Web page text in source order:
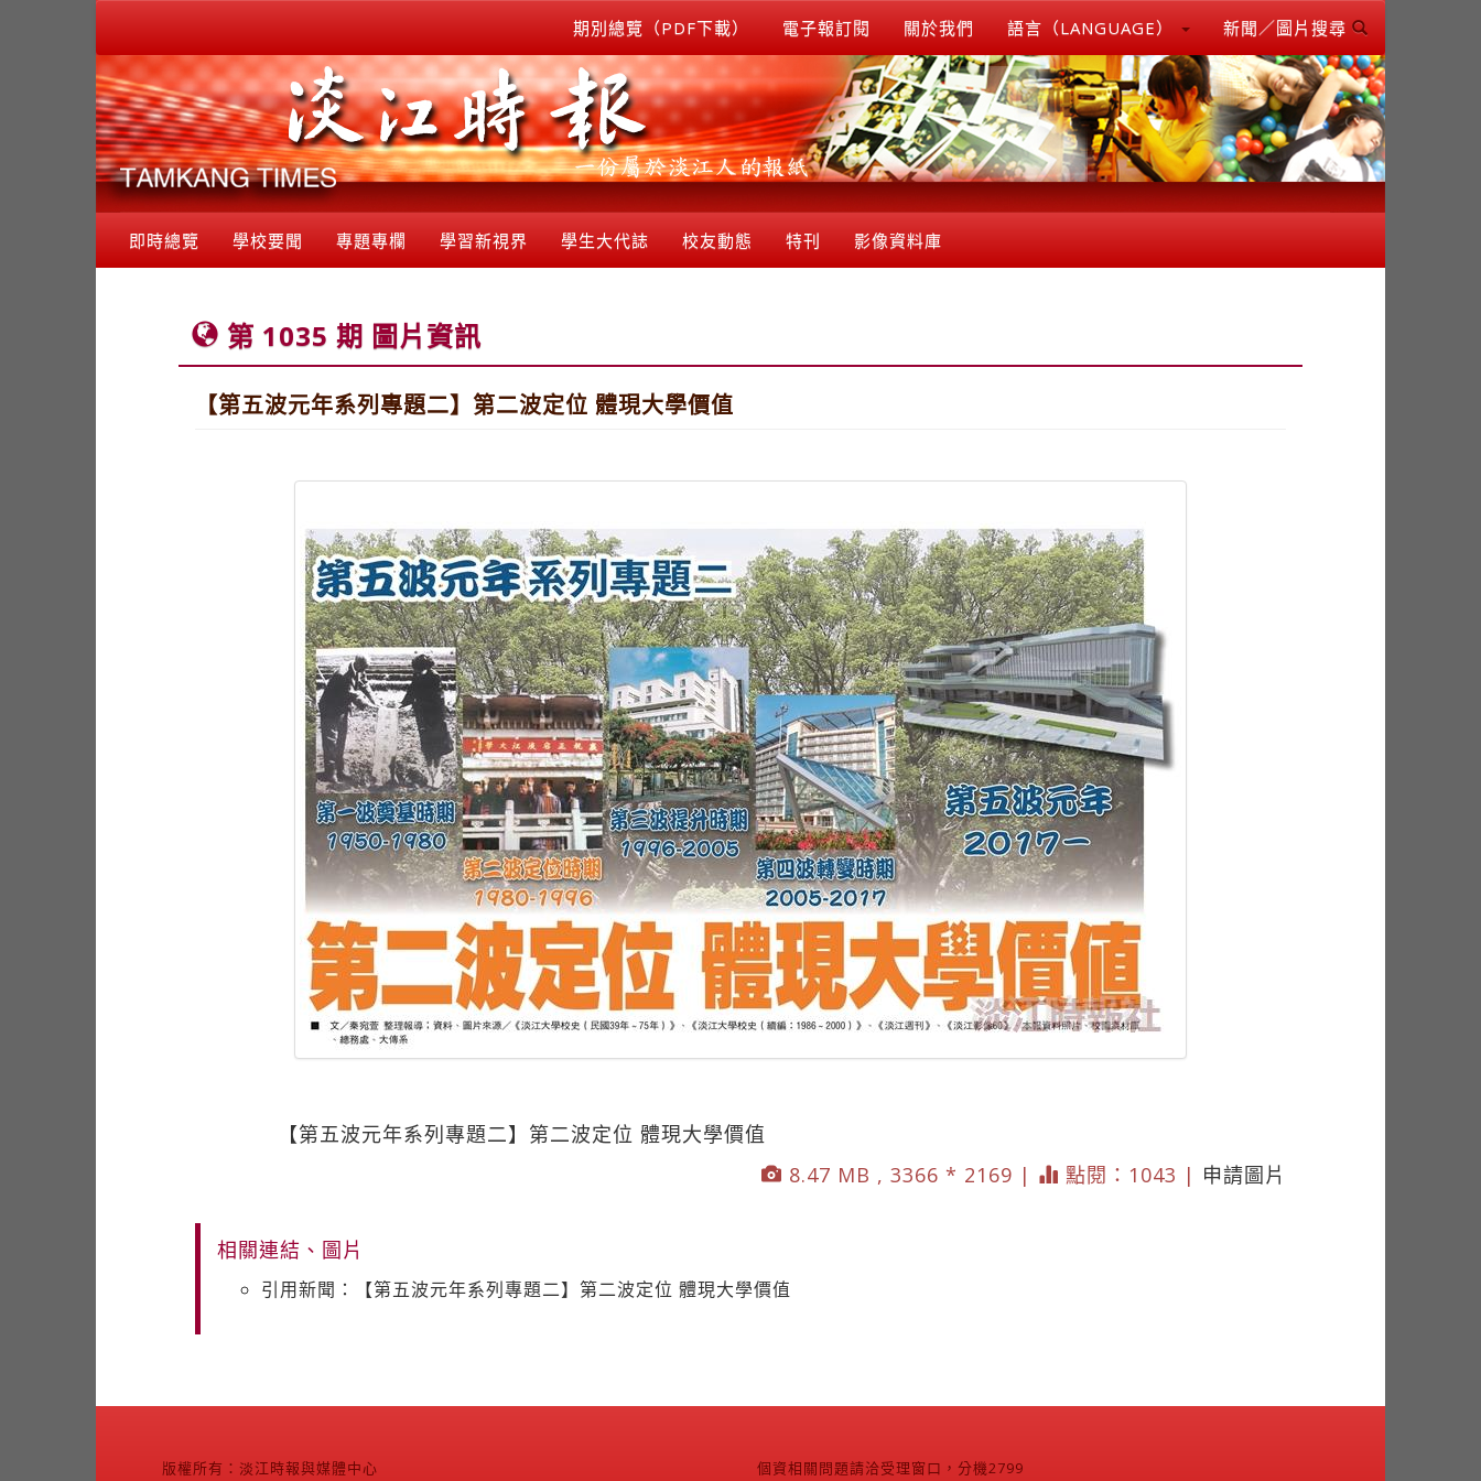
期別總覽（PDF下載） 電子報訂閱 關於我們 語言（LANGUAGE） 新聞／圖片搜尋
即時總覽 學校要聞 專題專欄 學習新視界 學生大代誌 校友動態 特刊 影像資料庫
第 1035 期 圖片資訊
【第五波元年系列專題二】第二波定位 體現大學價值
【第五波元年系列專題二】第二波定位 體現大學價值
8.47 MB , 3366 * 2169 |
點閱：1043 | 申請圖片
相關連結、圖片
引用新聞：【第五波元年系列專題二】第二波定位 體現大學價值
版權所有：淡江時報與媒體中心 個資相關問題請洽受理窗口，分機2799